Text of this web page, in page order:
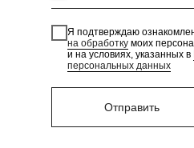
Я подтверждаю
на обработку моих
и на условиях, указанных в
персональных данных
Отправить